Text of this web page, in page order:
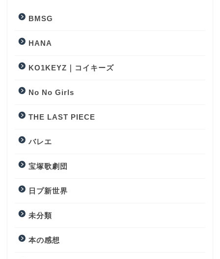
BMSG
HANA
KO1KEYZ｜コイキーズ
No No Girls
THE LAST PIECE
バレエ
宝塚歌劇団
日プ新世界
未分類
本の感想